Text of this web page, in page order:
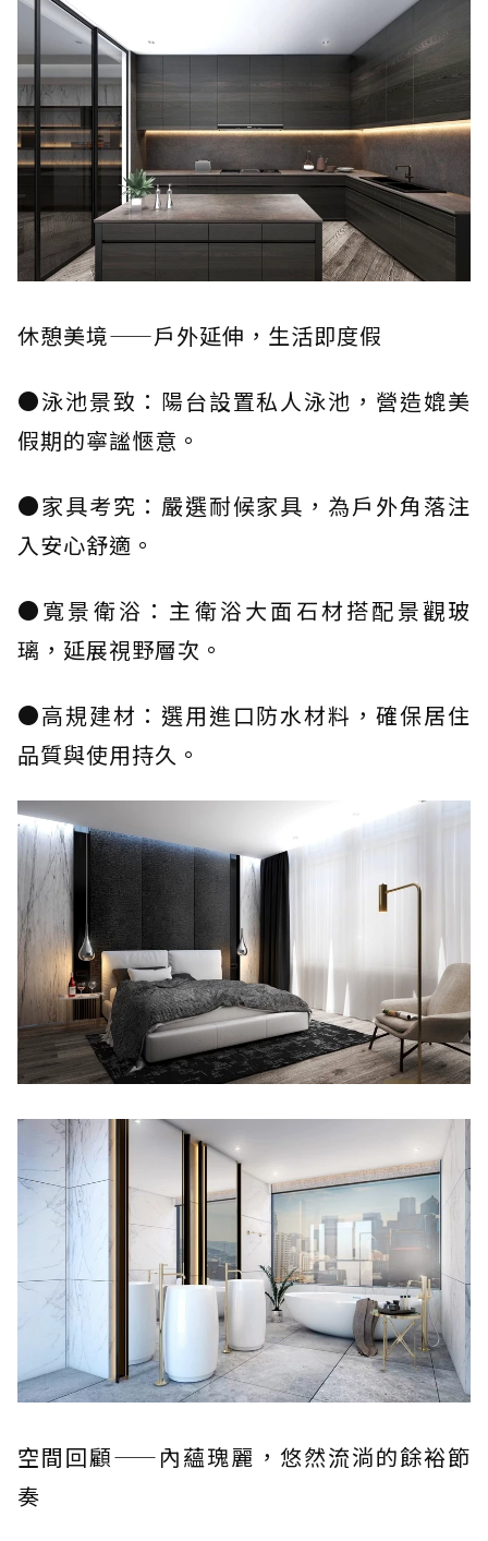
休憩美境——戶外延伸，生活即度假
●泳池景致：陽台設置私人泳池，營造媲美
假期的寧謐愜意。
●家具考究：嚴選耐候家具，為戶外角落注
入安心舒適。
●寬景衛浴：主衛浴大面石材搭配景觀玻
璃，延展視野層次。
●高規建材：選用進口防水材料，確保居住
品質與使用持久。
空間回顧——內蘊瑰麗，悠然流淌的餘裕節
奏